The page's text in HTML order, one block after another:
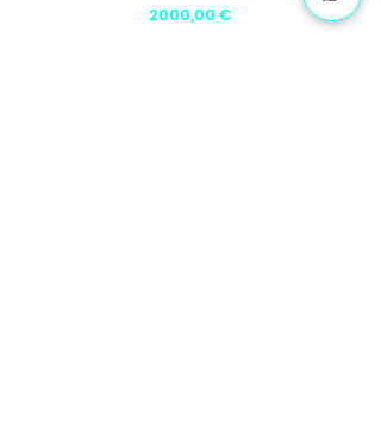
Precio
2000,00 €